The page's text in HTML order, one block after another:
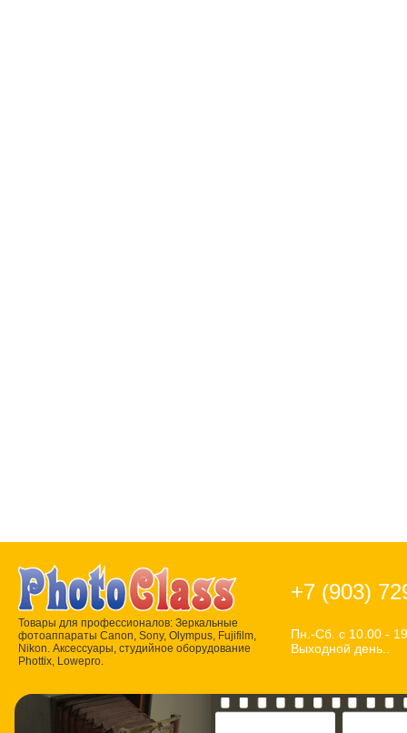
Товары для профессионалов: Зеркальные
фотоаппараты Canon, Sony, Olympus, Fujifilm,
Nikon. Аксессуары, студийное оборудование
Phottix, Lowepro.
+7 (903)
Пн.-Сб. с 10.00 -
Выходной день..